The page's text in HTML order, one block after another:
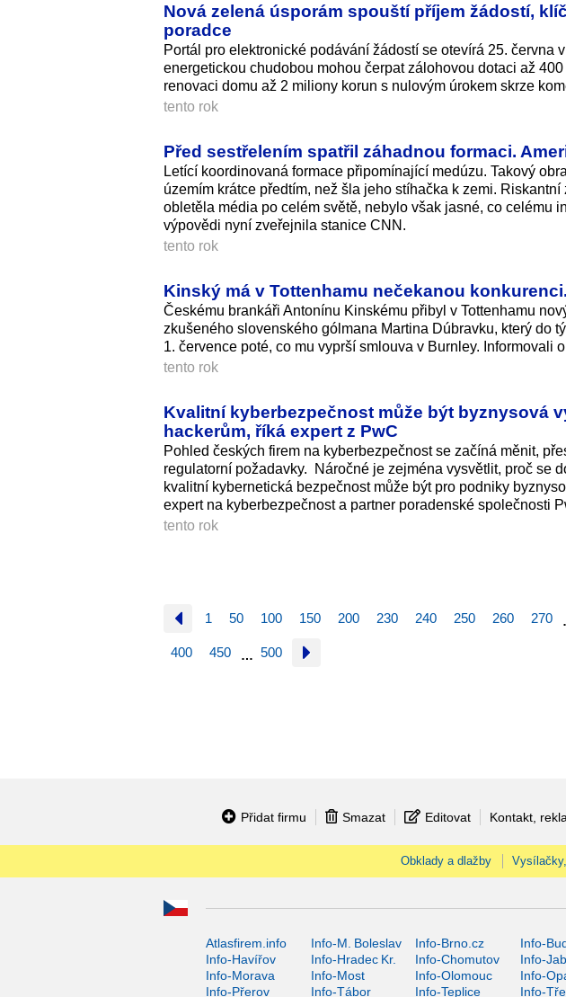
Nová zelená úsporám spouští příjem žádostí,
poradce
Portál pro elektronické podávání žádostí se otevírá 25. června
energetickou chudobou mohou čerpat zálohovou dotaci až
renovaci domu až 2 miliony korun s nulovým úrokem skrze
tento rok
Před sestřelením spatřil záhadnou formaci.
Letící koordinovaná formace připomínající medúzu. Takový
územím krátce předtím, než šla jeho stíhačka k zemi.
obletěla média po celém světě, nebylo však jasné, co celému
výpovědi nyní zveřejnila stanice CNN.
tento rok
Kinský má v Tottenhamu nečekanou
Českému brankáři Antonínu Kinskému přibyl v Tottenhamu
zkušeného slovenského gólmana Martina Dúbravku, který do
1. července poté, co mu vyprší smlouva v Burnley. Informovali
tento rok
Kvalitní kyberbezpečnost může být byznysová
hackerům, říká expert z PwC
Pohled českých firem na kyberbezpečnost se začíná měnit,
regulatorní požadavky. Náročné je zejména vysvětlit, proč se
kvalitní kybernetická bezpečnost může být pro podniky
expert na kyberbezpečnost a partner poradenské společnosti
tento rok
1 50 100 150 200 230 240 250 260 270
400 450 … 500
Přidat firmu Smazat Editovat Kontakt,
Obklady a dlažby
Atlasfirem.info Info-M. Boleslav Info-Brno.cz Info-
Info-Havířov
Info-Hradec Kr. Info-Chomutov Info-
Info-Morava
Info-Most Info-Olomouc Info-
Info-Přerov
Info-Tábor Info-Teplice Info-